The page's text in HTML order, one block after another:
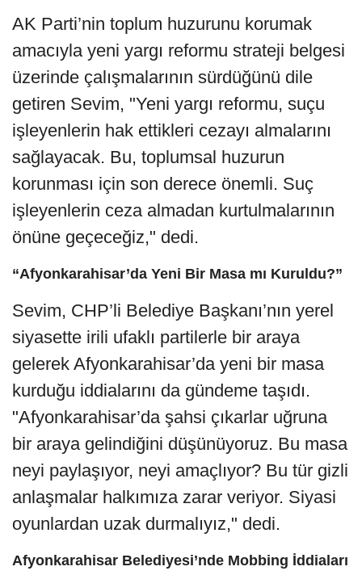
AK Parti’nin toplum huzurunu korumak
amacıyla yeni yargı reformu strateji belgesi
üzerinde çalışmalarının sürdüğünü dile
getiren Sevim, "Yeni yargı reformu, suçu
işleyenlerin hak ettikleri cezayı almalarını
sağlayacak. Bu, toplumsal huzurun
korunması için son derece önemli. Suç
işleyenlerin ceza almadan kurtulmalarının
önüne geçeceğiz," dedi.
“Afyonkarahisar’da Yeni Bir Masa mı Kuruldu?”
Sevim, CHP’li Belediye Başkanı’nın yerel
siyasette irili ufaklı partilerle bir araya
gelerek Afyonkarahisar’da yeni bir masa
kurduğu iddialarını da gündeme taşıdı.
"Afyonkarahisar’da şahsi çıkarlar uğruna
bir araya gelindiğini düşünüyoruz. Bu masa
neyi paylaşıyor, neyi amaçlıyor? Bu tür gizli
anlaşmalar halkımıza zarar veriyor. Siyasi
oyunlardan uzak durmalıyız," dedi.
Afyonkarahisar Belediyesi’nde Mobbing İddiaları